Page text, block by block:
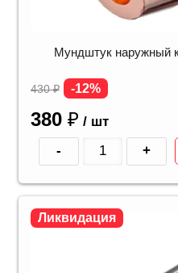
Мундштук
430₽ -12%
380 ₽ / шт
- +
Ликвидация